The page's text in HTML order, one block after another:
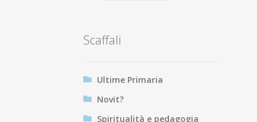
Scaffali
Ultime Primaria
Novit?
Spiritualità e pedagogia